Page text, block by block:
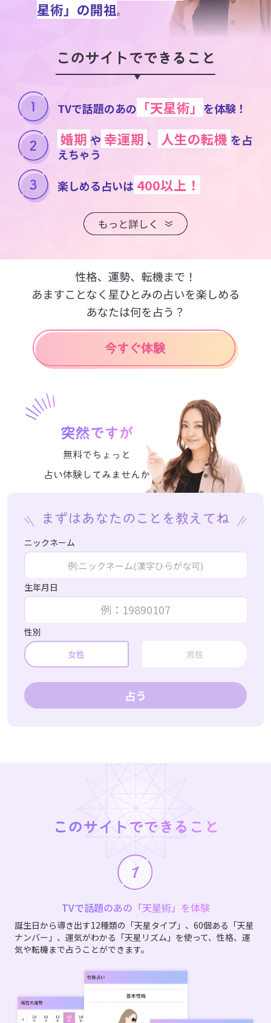
星術」の開祖。
このサイトでできること
TVで話題のあの 「天星術」 を体験！
婚期 や 幸運期 、 人生の転機 を占
えちゃう
楽しめる占いは400以上！
突然ですが
無料でちょっと
占い体験してみませんか
ニックネーム
生年月日
性別
女性
男性
このサイトでできること
TVで話題のあの「天星術」を体験
誕生日から導き出す12種類の「天星タイプ」、60個ある「天星
ナンバー」、運気がわかる「天星リズム」を使って、性格、運
気や転機まで占うことができます。